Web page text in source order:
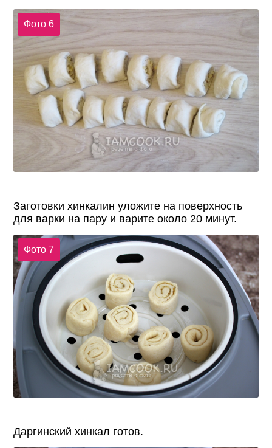
Фото 6
Заготовки хинкалин уложите на поверхность
для варки на пару и варите около 20 минут.
Фото 7
Даргинский хинкал готов.